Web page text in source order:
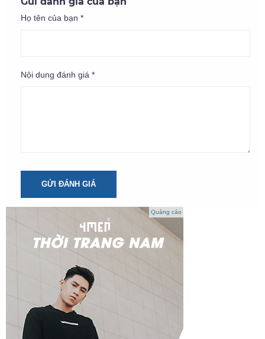
Họ tên của bạn *
Nội dung đánh giá *
GỬI ĐÁNH GIÁ
Quảng cáo